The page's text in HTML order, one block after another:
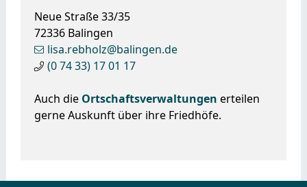
Neue Straße 33/35
72336 Balingen
lisa.rebholz@balingen.de
(07433) 1701 17
Auch die Ortschaftsverwaltungen erteilen
gerne Auskunft über ihre Friedhöfe.